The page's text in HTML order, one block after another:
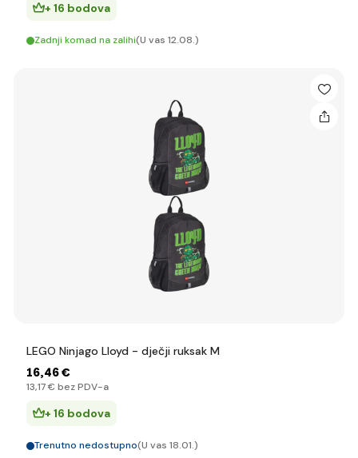
+ 16 bodova
Zadnji komad na zalihi(U vas 12.08.)
LEGO Ninjago Lloyd - dječji ruksak M
16,46 €
13,17 € bez PDV-a
+ 16 bodova
Trenutno nedostupno(U vas 18.01.)